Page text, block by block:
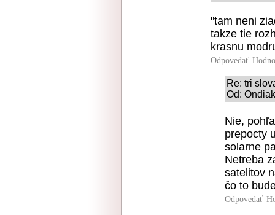
"tam neni
takze tie
krasnu
Odpovedať
Re: tri
Od:
Nie,
prepocty
solarne
Netreba
satelitov
čo to
Odpovedať